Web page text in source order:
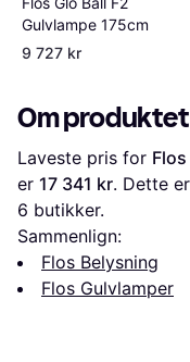
Gulvlampe 175cm
9 727 kr
Om produktet
Laveste pris for
er 17 341 kr
6 butikker.
Sammenlign:
Flos Belysning
Flos Gulvlamper